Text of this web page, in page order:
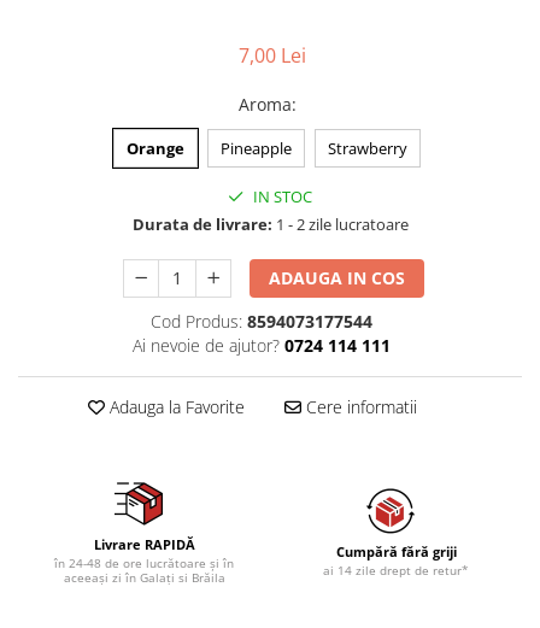
7,00 Lei
Aroma:
Orange Pineapple Strawberry
IN STOC
Durata de livrare: 1 - 2 zile lucratoare
ADAUGA IN COS
Cod Produs: 8594073177544
Ai nevoie de ajutor? 0724 114 111
Adauga la Favorite Cere informatii
Livrare RAPIDĂ
în 24-48 de ore lucrătoare și în
aceeași zi în Galați si Brăila
Cumpără fără griji
ai 14 zile drept de retur*